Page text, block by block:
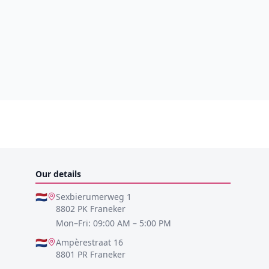
Our details
🇳🇱
Sexbierumerweg 1
8802 PK Franeker
Mon–Fri: 09:00 AM – 5:00 PM
🇳🇱
Ampèrestraat 16
8801 PR Franeker